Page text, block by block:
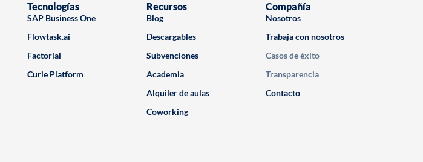
Tecnologías
SAP Business One
Flowtask.ai
Factorial
Curie Platform
Recursos
Blog
Descargables
Subvenciones
Academia
Alquiler de aulas
Coworking
Compañía
Nosotros
Trabaja con nosotros
Casos de éxito
Transparencia
Contacto